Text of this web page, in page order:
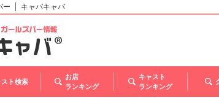
ー キャバキャバ
スト検索
お店
ランキング
キャスト
ランキング